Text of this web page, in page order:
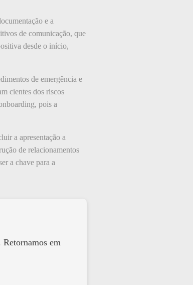
e a
de comunicação, que
desde o início,
de emergência e
cientes dos riscos
pois a
a apresentação a
de relacionamentos
a chave para a
em